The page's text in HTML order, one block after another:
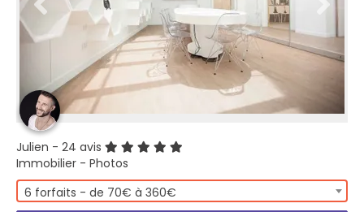
Julien - 24 avis
Immobilier - Photos
6 forfaits - de 70€ à 360€